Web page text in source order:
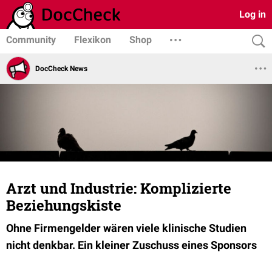
Log in
Community Flexikon Shop
DocCheck News
Arzt und Industrie: Komplizierte
Beziehungskiste
Ohne Firmengelder wären viele klinische Studien
nicht denkbar. Ein kleiner Zuschuss eines Sponsors